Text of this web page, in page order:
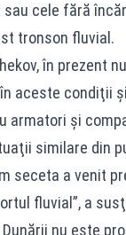
cele fără
tronson fluvial.
în prezent
aceste condiţii
armatori şi
similare din
seceta a venit
fluvial”, a
nu este